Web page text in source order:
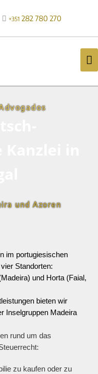
+351 282 780 270
und Azoren
im portugiesischen
Standorten:
und Horta (Faial,
bieten wir
Inselgruppen Madeira
rund um das
zu kaufen oder zu